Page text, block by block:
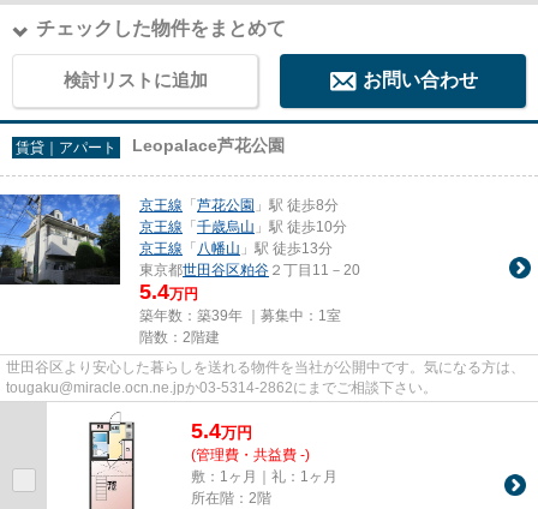
チェックした物件をまとめて
検討リストに追加 お問い合わせ
賃貸｜アパート Leopalace芦花公園
京王線 「 芦花公園 」駅 徒歩8分
京王線 「 千歳烏山 」駅 徒歩10分
京王線 「 八幡山 」駅 徒歩13分
東京都世田谷区粕谷 ２丁目11－20
5.4万円
築年数：築39年 ｜募集中： 1室
階数：2階建
世田谷区より安心した暮らしを送れる物件を当社が公開中です。気になる方は、
tougaku@miracle.ocn.ne.jpか03-5314-2862にまでご相談下さい。
5.4万円
(管理費・共益費 -)
敷：1ヶ月｜礼：1ヶ月
所在階：2階